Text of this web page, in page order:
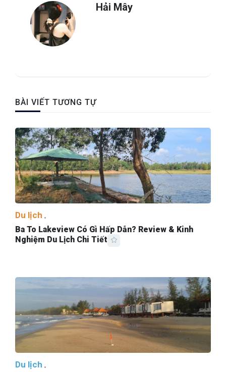
Hải Mây
BÀI VIẾT TƯƠNG TỰ
Du lịch
Ba To Lakeview Có Gì Hấp Dẫn? Review & Kinh
Nghiệm Du Lịch Chi Tiết
Du lịch